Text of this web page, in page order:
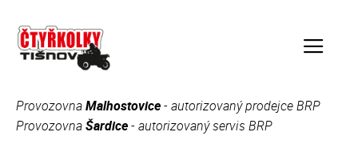
obsah
Menu
ProvozovnaMalhostovice- autorizovaný prodejce BRP
ProvozovnaŠardice- autorizovaný servis BRP